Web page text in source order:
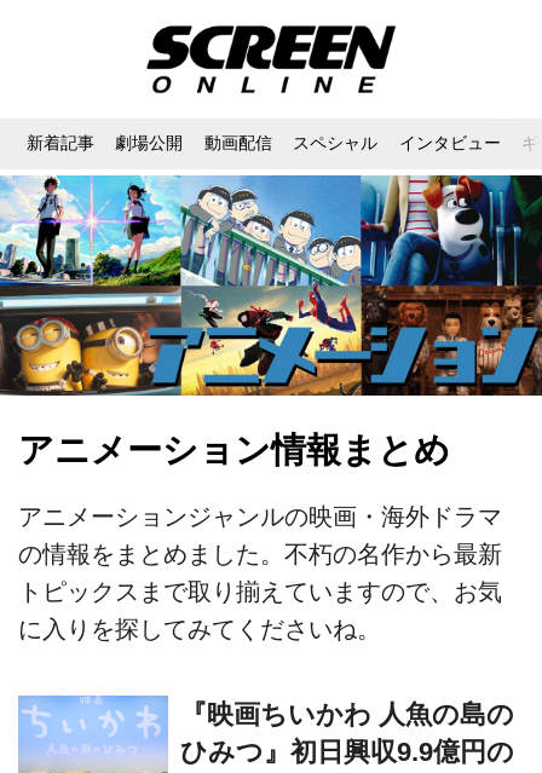
新着記事 劇場公開 動画配信 スペシャル インタビュー
アニメーション情報まとめ
アニメーションジャンルの映画・海外ドラマ
の情報をまとめました。不朽の名作から最新
トピックスまで取り揃えていますので、お気
に入りを探してみてくださいね。
『映画ちいかわ 人魚の島の
ひみつ』初日興収9.9億円の